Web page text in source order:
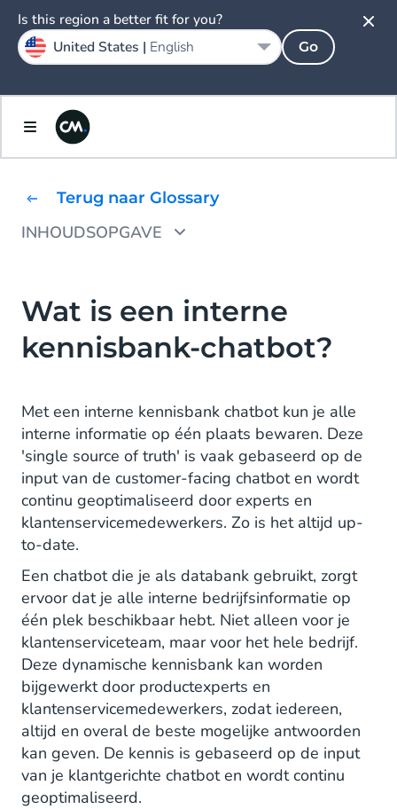
Terug naar Glossary
INHOUDSOPGAVE
Hoe gebruik je een interne Knowledge Base
Chatbot?
Klantenservice
Kennisuitwisseling tussen verschillende
afdelingen
HR & Onboarding
chatbots
Aan de slag met een dynamische interne
kennisbank
Wat is een interne
kennisbank-chatbot?
Met een interne kennisbank chatbot kun je alle
interne informatie op één plaats bewaren. Deze
'single source of truth' is vaak gebaseerd op de
input van de customer-facing chatbot en wordt
continu geoptimaliseerd door experts en
klantenservicemedewerkers. Zo is het altijd up-
to-date.
Een chatbot die je als databank gebruikt, zorgt
ervoor dat je alle interne bedrijfsinformatie op
één plek beschikbaar hebt. Niet alleen voor je
klantenserviceteam, maar voor het hele bedrijf.
Deze dynamische kennisbank kan worden
bijgewerkt door productexperts en
klantenservicemedewerkers, zodat iedereen,
altijd en overal de beste mogelijke antwoorden
kan geven. De kennis is gebaseerd op de input
van je klantgerichte chatbot en wordt continu
geoptimaliseerd.
Is this region a better fit for you?
United States | English Go